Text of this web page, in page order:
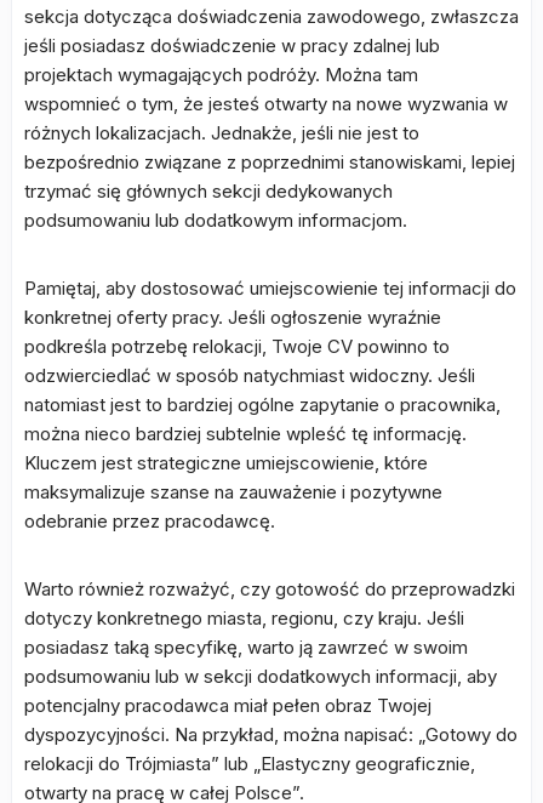
sekcja dotycząca doświadczenia zawodowego, zwłaszcza
jeśli posiadasz doświadczenie w pracy zdalnej lub
projektach wymagających podróży. Można tam
wspomnieć o tym, że jesteś otwarty na nowe wyzwania w
różnych lokalizacjach. Jednakże, jeśli nie jest to
bezpośrednio związane z poprzednimi stanowiskami, lepiej
trzymać się głównych sekcji dedykowanych
podsumowaniu lub dodatkowym informacjom.
Pamiętaj, aby dostosować umiejscowienie tej informacji do
konkretnej oferty pracy. Jeśli ogłoszenie wyraźnie
podkreśla potrzebę relokacji, Twoje CV powinno to
odzwierciedlać w sposób natychmiast widoczny. Jeśli
natomiast jest to bardziej ogólne zapytanie o pracownika,
można nieco bardziej subtelnie wpleść tę informację.
Kluczem jest strategiczne umiejscowienie, które
maksymalizuje szanse na zauważenie i pozytywne
odebranie przez pracodawcę.
Warto również rozważyć, czy gotowość do przeprowadzki
dotyczy konkretnego miasta, regionu, czy kraju. Jeśli
posiadasz taką specyfikę, warto ją zawrzeć w swoim
podsumowaniu lub w sekcji dodatkowych informacji, aby
potencjalny pracodawca miał pełen obraz Twojej
dyspozycyjności. Na przykład, można napisać: „Gotowy do
relokacji do Trójmiasta” lub „Elastyczny geograficznie,
otwarty na pracę w całej Polsce”.